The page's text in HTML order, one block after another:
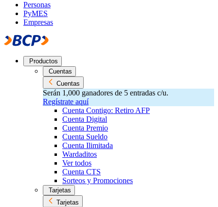
Personas
PyMES
Empresas
Productos
Cuentas
Cuentas
Serán 1,000 ganadores de 5 entradas c/u.
Regístrate aquí
Cuenta Contigo: Retiro AFP
Cuenta Digital
Cuenta Premio
Cuenta Sueldo
Cuenta Ilimitada
Wardaditos
Ver todos
Cuenta CTS
Sorteos y Promociones
Tarjetas
Tarjetas